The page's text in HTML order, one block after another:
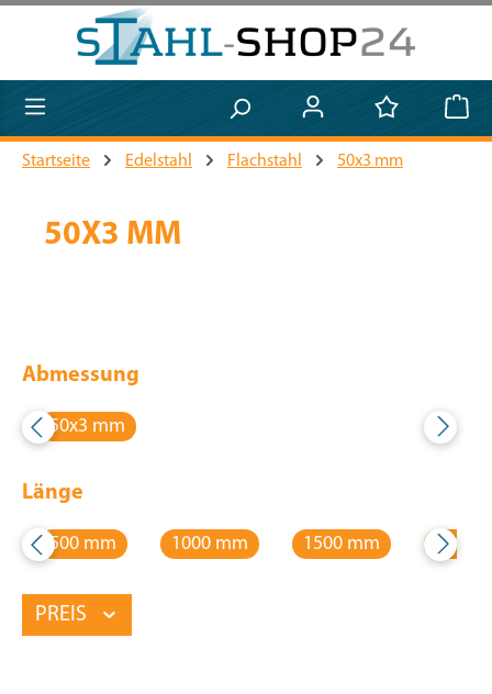
Zum Hauptinhalt springen
Startseite Edelstahl Flachstahl 50x3 mm
50X3 MM
Abmessung
50x3 mm
Länge
500 mm 1000 mm 1500 mm 2000
PREIS